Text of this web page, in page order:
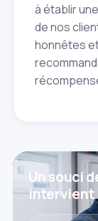
à établir
de nos
honnêtes
Un souci
intervient